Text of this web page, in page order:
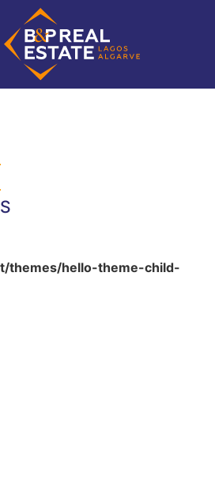
themes/hello-theme-child-